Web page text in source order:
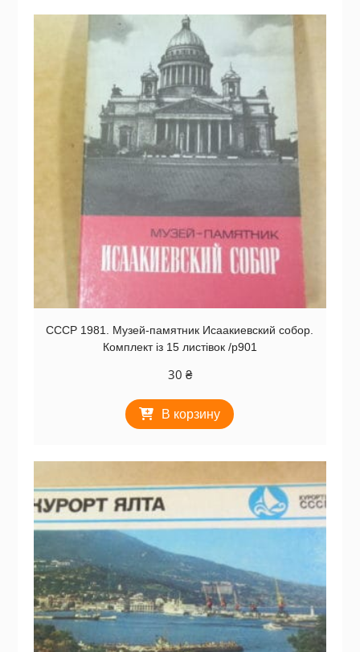
СССР 1981. Музей-памятник Исаакиевский собор.
Комплект із 15 листівок /р901
30 ₴
В корзину